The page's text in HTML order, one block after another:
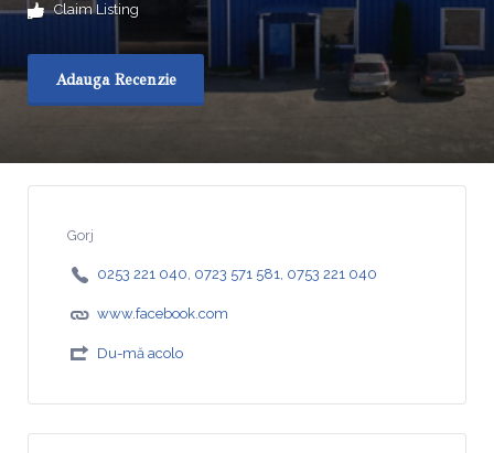
Claim Listing
Adauga Recenzie
Gorj
0253 221 040, 0723 571 581, 0753 221 040
www.facebook.com
Du-mă acolo